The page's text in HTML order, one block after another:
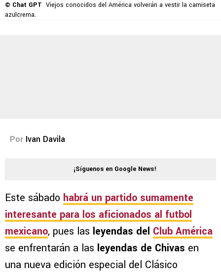
© Chat GPT Viejos conocidos del América volverán a vestir la camiseta
azulcrema.
Por Ivan Davila
¡Síguenos en Google News!
Este sábado habrá un partido sumamente
interesante para los aficionados al futbol
mexicano, pues las leyendas del Club América
se enfrentarán a las leyendas de Chivas en
una nueva edición especial del Clásico